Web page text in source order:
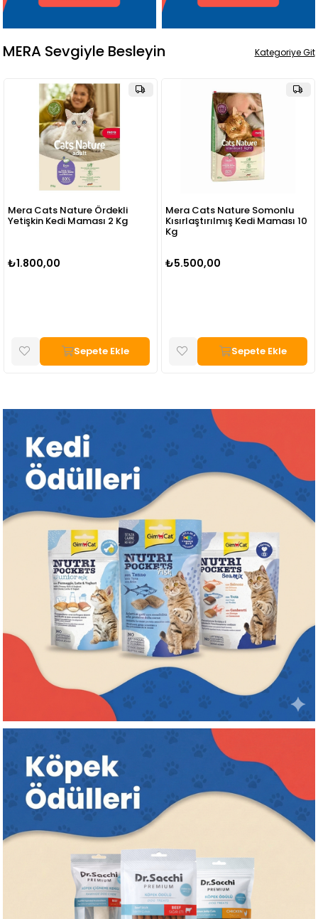
MERA Sevgiyle Besleyin
Mera Cats Nature Ördekli
Yetişkin Kedi Maması 2 Kg
₺1.800,00
Sepete Ekle
Mera Cats Nature Somonlu
Kısırlaştırılmış Kedi Maması 10
Kg
₺5.500,00
Sepete Ekle
Kategoriye Git